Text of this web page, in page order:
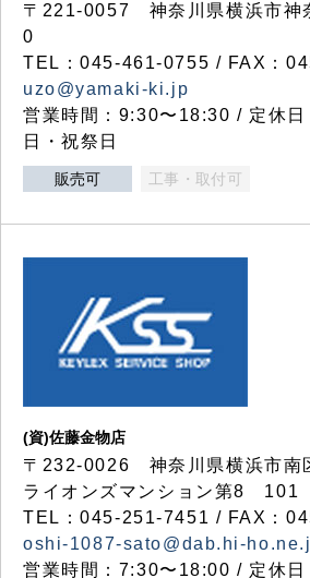
〒221-0057 神奈川県横浜市神
0
TEL：045-461-0755 / FAX：
uzo@yamaki-ki.jp
営業時間：9:30〜18:30 / 定休日
日・祝祭日
販売可 工事・取付可
(資)佐藤金物店
〒232-0026 神奈川県横浜市
ライオンズマンション第8 101
TEL：045-251-7451 / FAX：
oshi-1087-sato@dab.hi-
営業時間：7:30〜18:00 / 定休日